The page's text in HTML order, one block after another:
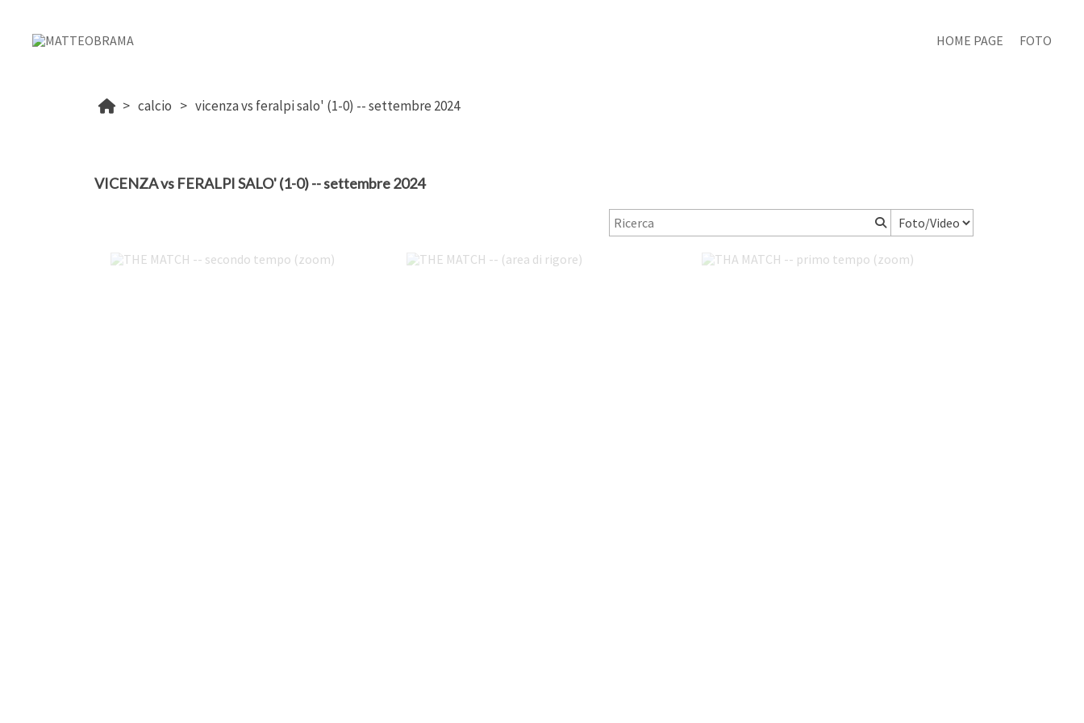
HOME PAGE FOTO
calcio vicenza vs feralpi salo' (1-0) -- settembre 2024
VICENZA vs FERALPI SALO' (1-0) -- settembre 2024
THE MATCH -- (area di rigore) THA MATCH -- primo tempo (zoom)